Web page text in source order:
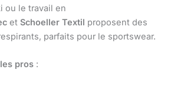
ou le travail en
et Schoeller Textil proposent des
parfaits pour le sportswear.
pros :